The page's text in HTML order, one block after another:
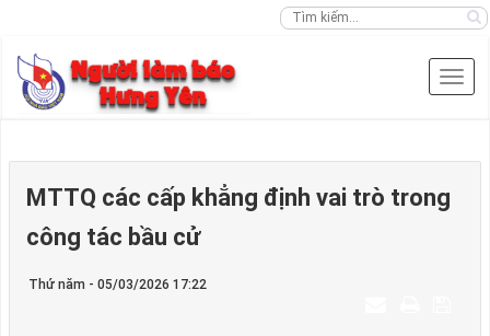
MTTQ các cấp khẳng định vai trò trong
công tác bầu cử
Thứ năm - 05/03/2026 17:22